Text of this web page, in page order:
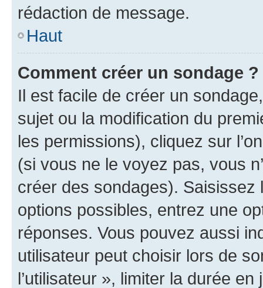
rédaction de message.
Haut
Comment créer un sondage ?
Il est facile de créer un
sujet ou la modification du
les permissions), cliquez sur
(si vous ne le voyez pas, vous
créer des sondages).
options possibles, entrez une
réponses. Vous pouvez aussi
utilisateur peut choisir lors de
l’utilisateur », limiter la durée